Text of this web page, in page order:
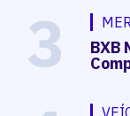
3 BXB